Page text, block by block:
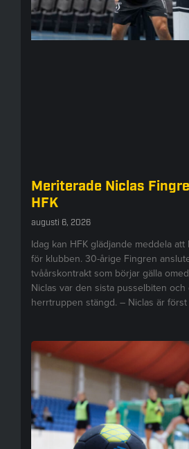
Meriterade Niclas
HFK
augusti 6, 2026
Idag kan HFK glädjande meddela
för klubben. 30-årige Fingren
tvåårskontrakt som börjar gälla
Niclas var den sista pusselbiten och
herrtruppen stängd. – Niclas är